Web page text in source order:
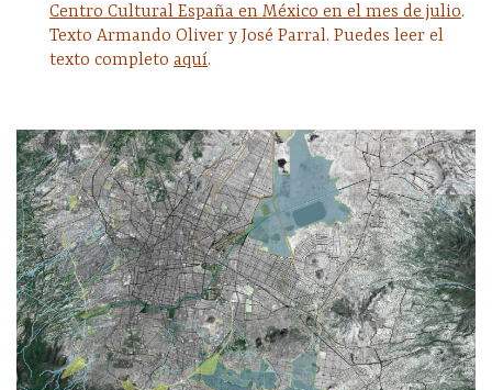
Centro Cultural España en México en el mes de julio.
Texto Armando Oliver y José Parral. Puedes leer el
texto completo aquí.